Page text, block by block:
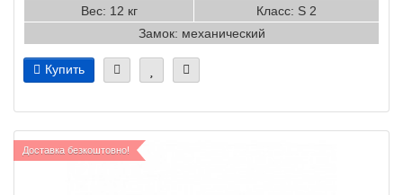
Вес: 12 кг
Класс: S 2
Замок: механический
Купить
Доставка безкоштовно!